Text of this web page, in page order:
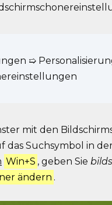
➯
mit den
das Suchsymbol in
Win+S , geben Sie
ändern .